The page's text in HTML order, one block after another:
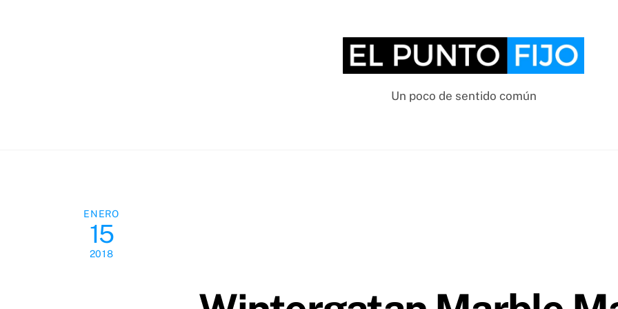
Un poco de sentido común
ENERO
15
2018